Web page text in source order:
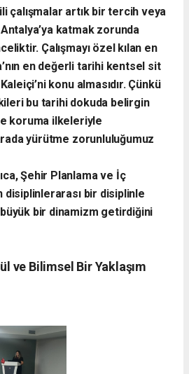
çalışmalar artık bir tercih veya
katmak zorunda
Çalışmayı özel kılan en
en değerli tarihi kentsel sit
konu almasıdır. Çünkü
bu tarihi dokuda belirgin
koruma ilkeleriyle
yürütme zorunluluğumuz
Şehir Planlama ve İç
disiplinlerarası bir disiplinle
büyük bir dinamizm getirdiğini
ve Bilimsel Bir Yaklaşım